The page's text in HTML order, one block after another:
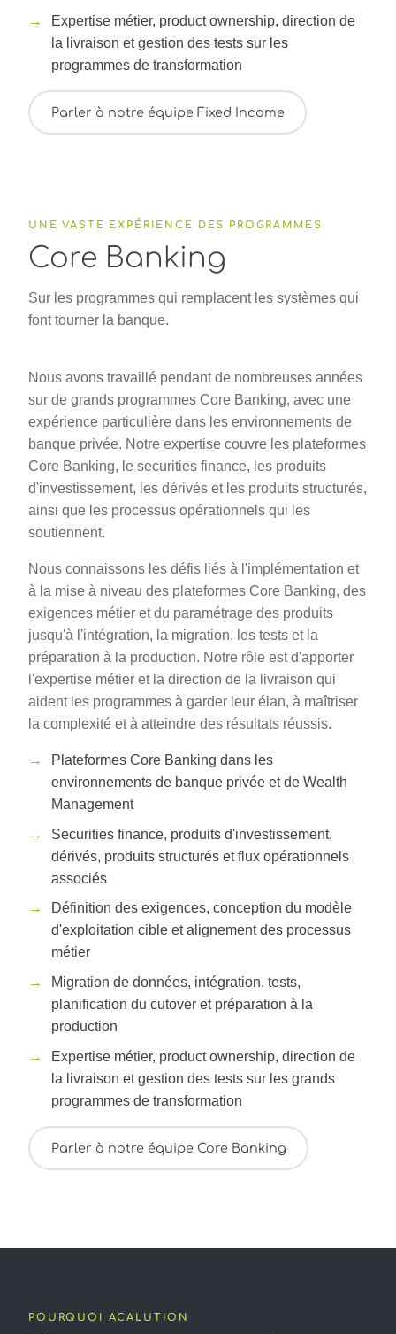
Expertise métier, product ownership, direction de
la livraison et gestion des tests sur les
programmes de transformation
Parler à notre équipe Fixed Income
UNE VASTE EXPÉRIENCE DES PROGRAMMES
Core Banking
Sur les programmes qui remplacent les systèmes qui
font tourner la banque.
Nous avons travaillé pendant de nombreuses années
sur de grands programmes Core Banking, avec une
expérience particulière dans les environnements de
banque privée. Notre expertise couvre les plateformes
Core Banking, le securities finance, les produits
d'investissement, les dérivés et les produits structurés,
ainsi que les processus opérationnels qui les
soutiennent.
Nous connaissons les défis liés à l'implémentation et
à la mise à niveau des plateformes Core Banking, des
exigences métier et du paramétrage des produits
jusqu'à l'intégration, la migration, les tests et la
préparation à la production. Notre rôle est d'apporter
l'expertise métier et la direction de la livraison qui
aident les programmes à garder leur élan, à maîtriser
la complexité et à atteindre des résultats réussis.
Plateformes Core Banking dans les
environnements de banque privée et de Wealth
Management
Securities finance, produits d'investissement,
dérivés, produits structurés et flux opérationnels
associés
Définition des exigences, conception du modèle
d'exploitation cible et alignement des processus
métier
Migration de données, intégration, tests,
planification du cutover et préparation à la
production
Expertise métier, product ownership, direction de
la livraison et gestion des tests sur les grands
programmes de transformation
Parler à notre équipe Core Banking
POURQUOI ACALUTION